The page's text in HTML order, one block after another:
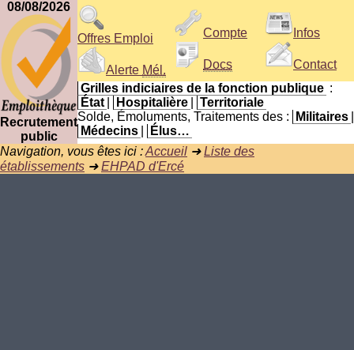
08/08/2026
Recrutement
public
Offres Emploi
Alerte Mél.
Compte
Docs
Infos
Contact
Grilles indiciaires de la fonction publique :
État
Hospitalière
Territoriale
Solde, Émoluments, Traitements des :
Militaires
Médecins
Élus…
Navigation, vous êtes ici :Accueil ➜Liste des
établissements ➜EHPAD d'Ercé